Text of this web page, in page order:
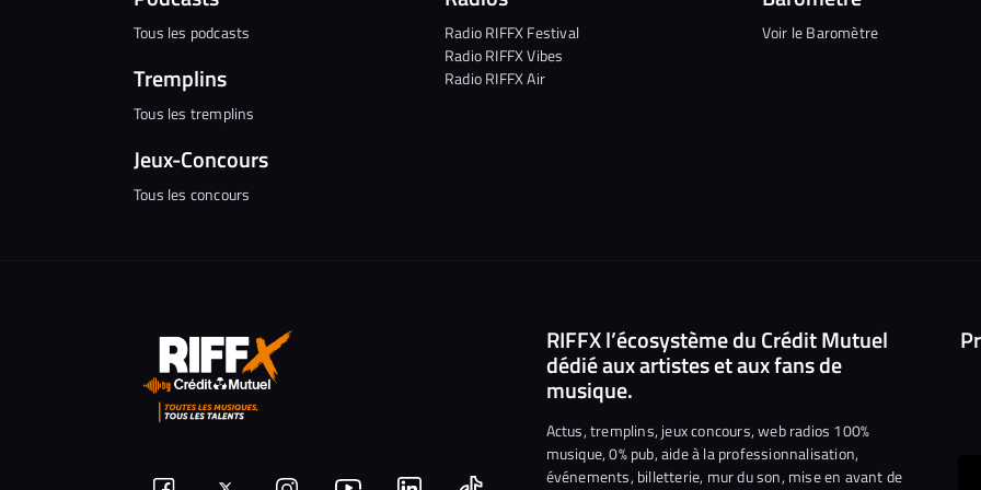
Tous les podcasts
Tremplins
Tous les tremplins
Jeux-Concours
Tous les concours
Radio RIFFX Festival
Radio RIFFX Vibes
Radio RIFFX Air
Voir le Baromètre
RIFFX l’écosystème du Crédit Mutuel
dédié aux artistes et aux fans de
musique.
Actus, tremplins, jeux concours, web radios 100%
musique, 0% pub, aide à la professionnalisation,
événements, billetterie, mur du son, mise en avant de